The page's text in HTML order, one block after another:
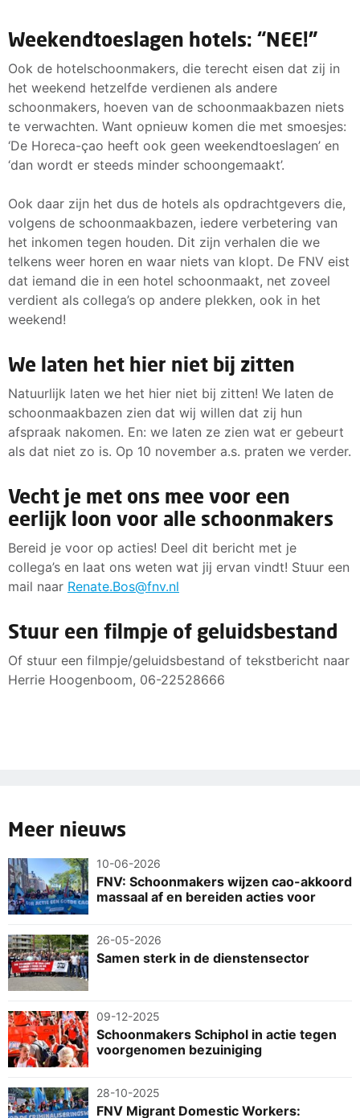
Weekendtoeslagen hotels: “NEE!”
Ook de hotelschoonmakers, die terecht eisen dat zij in
het weekend hetzelfde verdienen als andere
schoonmakers, hoeven van de schoonmaakbazen niets
te verwachten. Want opnieuw komen die met smoesjes:
‘De Horeca-çao heeft ook geen weekendtoeslagen’ en
‘dan wordt er steeds minder schoongemaakt’.
Ook daar zijn het dus de hotels als opdrachtgevers die,
volgens de schoonmaakbazen, iedere verbetering van
het inkomen tegen houden. Dit zijn verhalen die we
telkens weer horen en waar niets van klopt. De FNV eist
dat iemand die in een hotel schoonmaakt, net zoveel
verdient als collega’s op andere plekken, ook in het
weekend!
We laten het hier niet bij zitten
Natuurlijk laten we het hier niet bij zitten! We laten de
schoonmaakbazen zien dat wij willen dat zij hun
afspraak nakomen. En: we laten ze zien wat er gebeurt
als dat niet zo is. Op 10 november a.s. praten we verder.
Vecht je met ons mee voor een
eerlijk loon voor alle schoonmakers
Bereid je voor op acties! Deel dit bericht met je
collega’s en laat ons weten wat jij ervan vindt! Stuur een
mail naar Renate.Bos@fnv.nl
Stuur een filmpje of geluidsbestand
Of stuur een filmpje/geluidsbestand of tekstbericht naar
Herrie Hoogenboom, 06-22528666
Meer nieuws
10-06-2026
FNV: Schoonmakers wijzen cao-akkoord
massaal af en bereiden acties voor
26-05-2026
Samen sterk in de dienstensector
09-12-2025
Schoonmakers Schiphol in actie tegen
voorgenomen bezuiniging
28-10-2025
FNV Migrant Domestic Workers: